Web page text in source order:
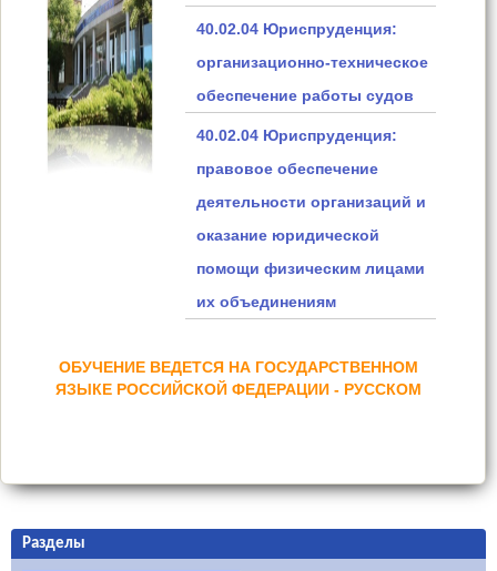
40.02.04 Юриспруденция:
организационно-техническое
обеспечение работы судов
40.02.04 Юриспруденция:
правовое обеспечение
деятельности организаций и
оказание юридической
помощи физическим лицами
их объединениям
ОБУЧЕНИЕ ВЕДЕТСЯ НА ГОСУДАРСТВЕННОМ
ЯЗЫКЕ РОССИЙСКОЙ ФЕДЕРАЦИИ - РУССКОМ
Разделы